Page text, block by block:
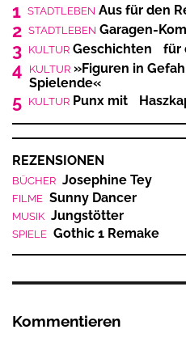
1 STADTLEBEN Aus für den
2 STADTLEBEN Garagen-
3 KULTUR Geschichten für
4 KULTUR »Figuren in
Spielende«
5 KULTUR Punx mit
REZENSIONEN
BÜCHER Josephine Tey
FILME Sunny Dancer
MUSIK Jungstötter
SPIELE Gothic 1 Remake
Kommentieren